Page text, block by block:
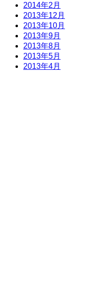
2014年2月
2013年12月
2013年10月
2013年9月
2013年8月
2013年5月
2013年4月